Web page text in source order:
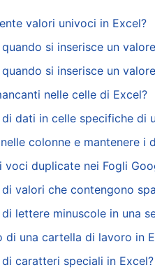
valori univoci in Excel?
si inserisce un
si inserisce un
nelle celle di Excel?
di dati in celle specifiche di
colonne e mantenere i
voci duplicate nei Fogli
valori che contengono
lettere minuscole in una
di una cartella di lavoro in
caratteri speciali in Excel?